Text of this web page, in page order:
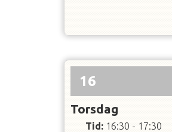
16
Torsdag
Tid: 16:30 - 17:30